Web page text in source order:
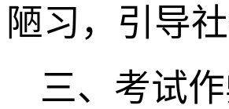
陋习，引导
三、考试